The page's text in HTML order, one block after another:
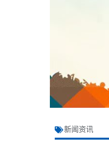
新闻资讯